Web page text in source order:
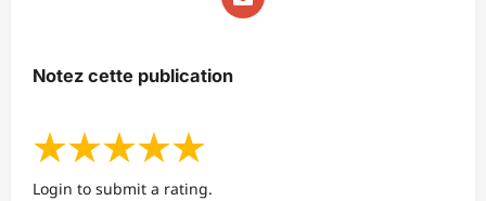
Notez cette publication
★★★★★
Login to submit a rating.